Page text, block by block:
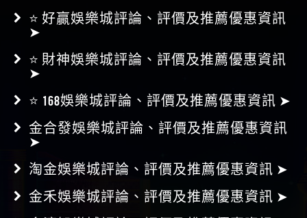
⭐ 好贏娛樂城評論、評價及推薦優惠資訊
➤
⭐ 財神娛樂城評論、評價及推薦優惠資訊
➤
⭐ 168娛樂城評論、評價及推薦優惠資訊 ➤
金合發娛樂城評論、評價及推薦優惠資訊
➤
淘金娛樂城評論、評價及推薦優惠資訊 ➤
金禾娛樂城評論、評價及推薦優惠資訊 ➤